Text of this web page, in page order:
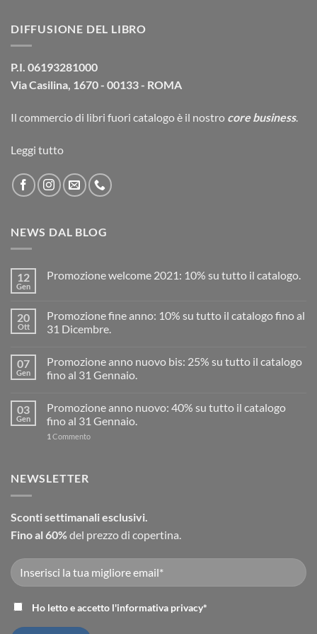
39,00€.37,10€.
DIFFUSIONE DEL LIBRO
P.I. 06193281000
Via Casilina, 1670 - 00133 - ROMA
Il commercio di libri fuori catalogoè il nostro core business.
Leggi tutto
NEWS DAL BLOG
12
Gen
Promozione welcome 2021: 10% su tutto il catalogo.
20
Ott
Promozione fine anno: 10% su tutto il catalogo fino al
31 Dicembre.
07
Gen
Promozione anno nuovo bis: 25% su tutto il catalogo
fino al 31 Gennaio.
03
Gen
Promozione anno nuovo: 40% su tutto il catalogo
fino al 31 Gennaio.
1 Commento
NEWSLETTER
Sconti settimanali esclusivi.
Fino al 60%del prezzo di copertina.
Ho letto e accetto l'informativa privacy*